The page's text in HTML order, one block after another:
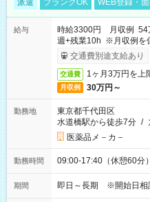
派遣 ブランクOK WEB登録・
給与
時給3300円 月収例 54
週+残業10h ※月収例を
交通費別途支給あり
交通費 1ヶ月3万円を上
月収例 30万円～
勤務地
東京都千代田区
水道橋駅から徒歩7分 /
医薬品メ－カ－
勤務時間 09:00-17:40（休憩60分
期間 即日～長期 ※開始日相